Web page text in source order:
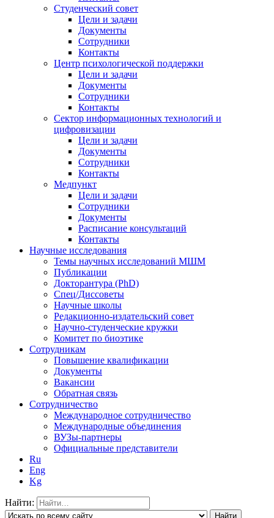
Студенческий совет
Цели и задачи
Документы
Сотрудники
Контакты
Центр психологической поддержки
Цели и задачи
Документы
Сотрудники
Контакты
Сектор информационных технологий и
цифровизации
Цели и задачи
Документы
Сотрудники
Контакты
Медпункт
Цели и задачи
Сотрудники
Документы
Расписание консультаций
Контакты
Научные исследования
Темы научных исследований МШМ
Публикации
Докторантура (PhD)
Спец/Диссоветы
Научные школы
Редакционно-издательский совет
Научно-студенческие кружки
Комитет по биоэтике
Сотрудникам
Повышение квалификации
Документы
Вакансии
Обратная связь
Сотрудничество
Международное сотрудничество
Международные объединения
ВУЗы-партнеры
Официальные представители
Ru
Eng
Kg
Найти: